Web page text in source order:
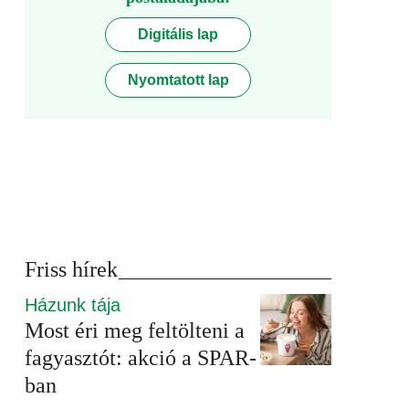
Digitális lap
Nyomtatott lap
Friss hírek
Házunk tája
Most éri meg feltölteni a
fagyasztót: akció a SPAR-
ban